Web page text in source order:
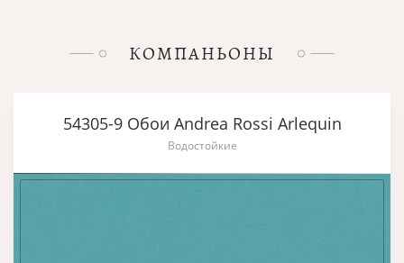
КОМПАНЬОНЫ
54305-9 Обои Andrea Rossi Arlequin
Водостойкие